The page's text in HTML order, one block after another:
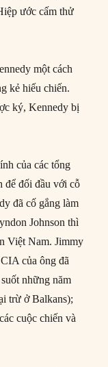
ước cấm thử
một cách
kẻ hiếu chiến.
ký, Kennedy bị
của các tổng
để đối đầu với cỗ
đã cố gắng làm
Johnson thì
Việt Nam. Jimmy
của ông đã
những năm
trừ ở Balkans);
cuộc chiến và